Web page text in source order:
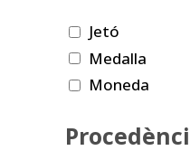
Jetó
Medalla
Moneda